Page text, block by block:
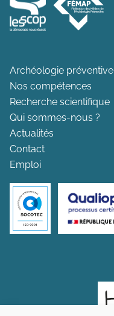
Archéologie préventive
Nos compétences
Recherche scientifique
Qui sommes-nous ?
Actualités
Contact
Emploi